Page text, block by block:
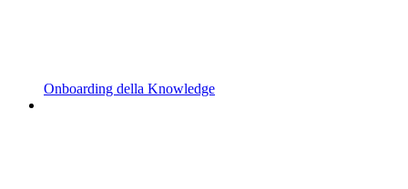
Onboarding della Knowledge